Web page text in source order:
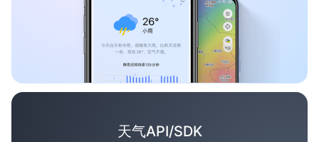
天气API/SDK